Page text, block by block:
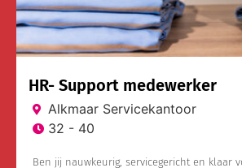
HR- Support medewerker
Alkmaar Servicekantoor
32 - 40
Ben jij nauwkeurig, servicegericht en klaar